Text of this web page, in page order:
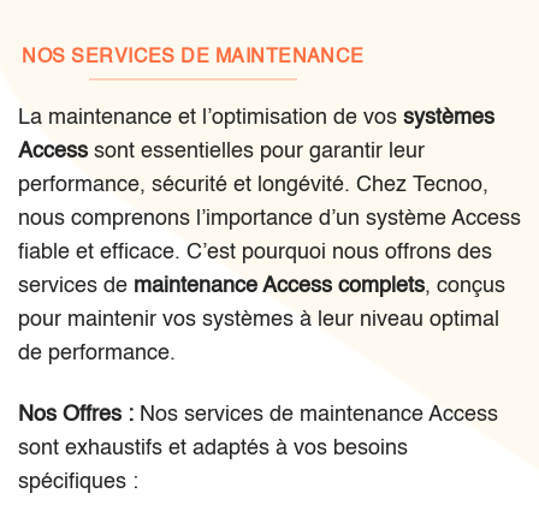
NOS SERVICES DE MAINTENANCE
La maintenance et l’optimisation de vos systèmes
Access sont essentielles pour garantir leur
performance, sécurité et longévité. Chez Tecnoo,
nous comprenons l’importance d’un système Access
fiable et efficace. C’est pourquoi nous offrons des
services de maintenance Access complets, conçus
pour maintenir vos systèmes à leur niveau optimal
de performance.
Nos Offres : Nos services de maintenance Access
sont exhaustifs et adaptés à vos besoins
spécifiques :